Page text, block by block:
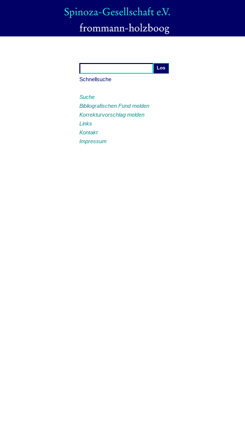
Schnellsuche
Suche
Bibliografischen Fund melden
Korrekturvorschlag melden
Links
Kontakt
Impressum